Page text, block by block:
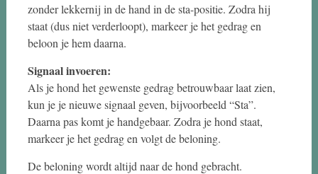
zonder lekkernij in de hand in de sta-positie. Zodra hij
staat (dus niet verderloopt), markeer je het gedrag en
beloon je hem daarna.
Signaal invoeren:
Als je hond het gewenste gedrag betrouwbaar laat zien,
kun je je nieuwe signaal geven, bijvoorbeeld “Sta”.
Daarna pas komt je handgebaar. Zodra je hond staat,
markeer je het gedrag en volgt de beloning.
De beloning wordt altijd naar de hond gebracht.